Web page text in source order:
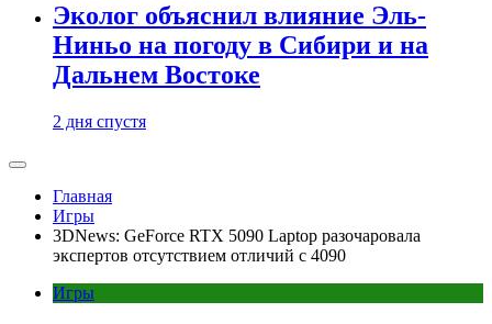
Эколог объяснил влияние Эль-
Ниньо на погоду в Сибири и на
Дальнем Востоке
2 дня спустя
Главная
Игры
3DNews: GeForce RTX 5090 Laptop разочаровала
экспертов отсутствием отличий с 4090
Игры